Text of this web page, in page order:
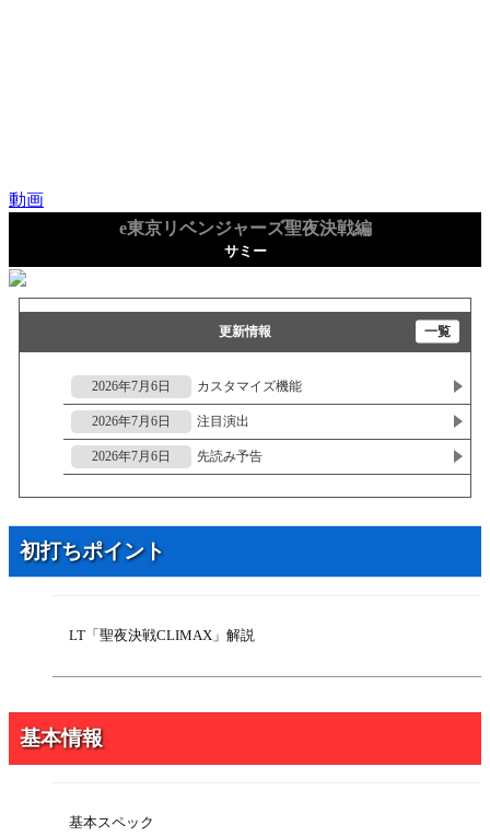
動画
e東京リベンジャーズ聖夜決戦編
サミー
更新情報 一覧
2026年7月6日 カスタマイズ機能
2026年7月6日 注目演出
2026年7月6日 先読み予告
2026年7月6日 リーチ
2026年7月6日
2026年5月11日 大当り振り分け
初打ちポイント
LT「聖夜決戦CLIMAX」解説
基本情報
基本スペック